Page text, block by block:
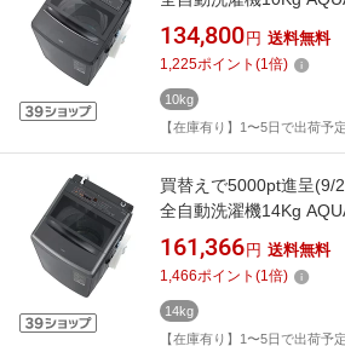
AQW-VP10B(K) [洗濯
(送風機能)]【rb_makerA
134,800 円 送料無料
1,225ポイント (1倍)
10kg
【在庫有り】1〜5日で出荷予
買替えで5000pt進呈(9/
全自動洗濯機14Kg
AQW-VP14B(K) [洗濯
(送風機能)]【rb_makerA
161,366 円 送料無料
1,466ポイント (1倍)
14kg
【在庫有り】1〜5日で出荷予